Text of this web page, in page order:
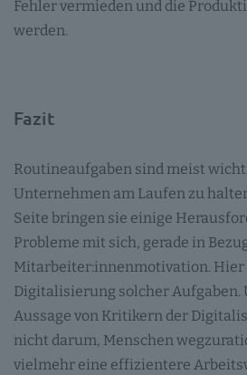
Fehler vermieden und die
werden.
Fazit
Routineaufgaben sind meist
Unternehmen am Laufen zu
Seite bringen sie einige
Probleme mit sich, gerade in
Mitarbeiter:innenmotivation.
Digitalisierung solcher Aufgaben.
Aussage von Kritikern der
nicht darum, Menschen
vielmehr eine effizientere